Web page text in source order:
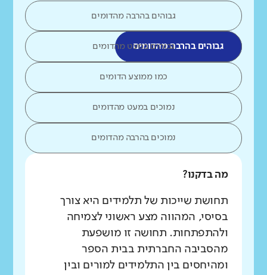
גבוהים בהרבה מהדומים
גבוהים בהרבה מהדומיםגבוהים במעט מהדומים
כמו ממוצע הדומים
נמוכים במעט מהדומים
נמוכים בהרבה מהדומים
מה בדקנו?
תחושת שייכות של תלמידים היא צורך
בסיסי, המהווה מצע ראשוני לצמיחה
ולהתפתחות. תחושה זו מושפעת
מהסביבה החברתית בבית הספר
ומהיחסים בין התלמידים למורים ובין